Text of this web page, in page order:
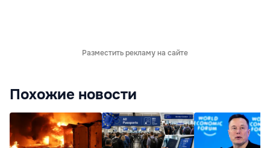
Разместить рекламу на сайте
Похожие новости